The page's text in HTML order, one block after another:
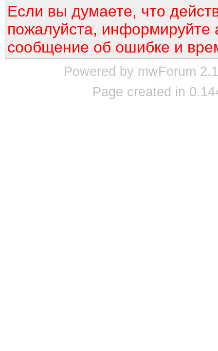
Если вы думаете, что
пожалуйста, информируйте
сообщение об ошибке и
Powered by mwForum
Page created in